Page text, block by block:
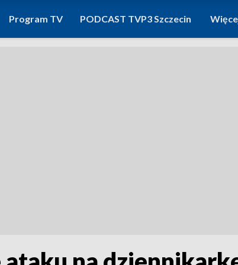
Program TV PODCAST TVP3 Szczecin